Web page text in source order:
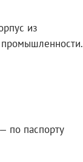
из
промышленности.
по паспорту